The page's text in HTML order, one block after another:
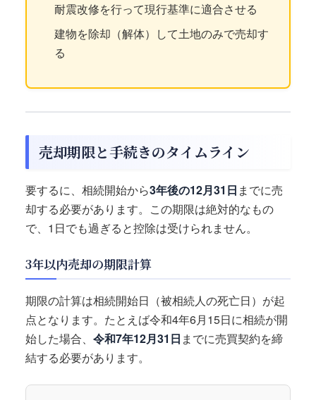
耐震改修を行って現行基準に適合させる
建物を除却（解体）して土地のみで売却す
る
売却期限と手続きのタイムライン
要するに、相続開始から3年後の12月31日 までに売
却する必要があります。この期限は絶対的なもの
で、1日でも過ぎると控除は受けられません。
3年以内売却の期限計算
期限の計算は相続開始日（被相続人の死亡日）が起
点となります。たとえば令和4年6月15日に相続が開
始した場合、 令和7年12月31日 までに売買契約を締
結する必要があります。